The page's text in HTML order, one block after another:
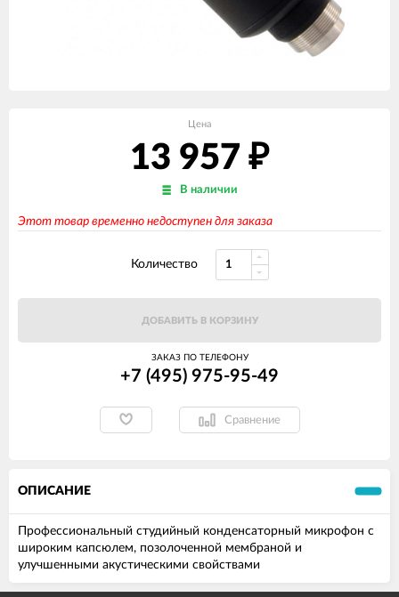
Цена
13 957 ₽
В наличии
Этот товар временно недоступен для заказа
Количество
ДОБАВИТЬ В КОРЗИНУ
ЗАКАЗ ПО ТЕЛЕФОНУ
+7 (495) 975-95-49
Сравнение
ОПИСАНИЕ
Профессиональный студийный конденсаторный микрофон с
широким капсюлем, позолоченной мембраной и
улучшенными акустическими свойствами